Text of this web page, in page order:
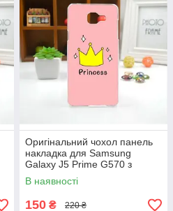
Оригінальний чохол панель
накладка для Samsung
Galaxy J5 Prime G570 з
картинкою Принцеса
В наявності
150 ₴ 220 ₴